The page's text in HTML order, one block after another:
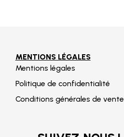
MENTIONS LÉGALES
Mentions légales
Politique de confidentialité
Conditions générales de vente